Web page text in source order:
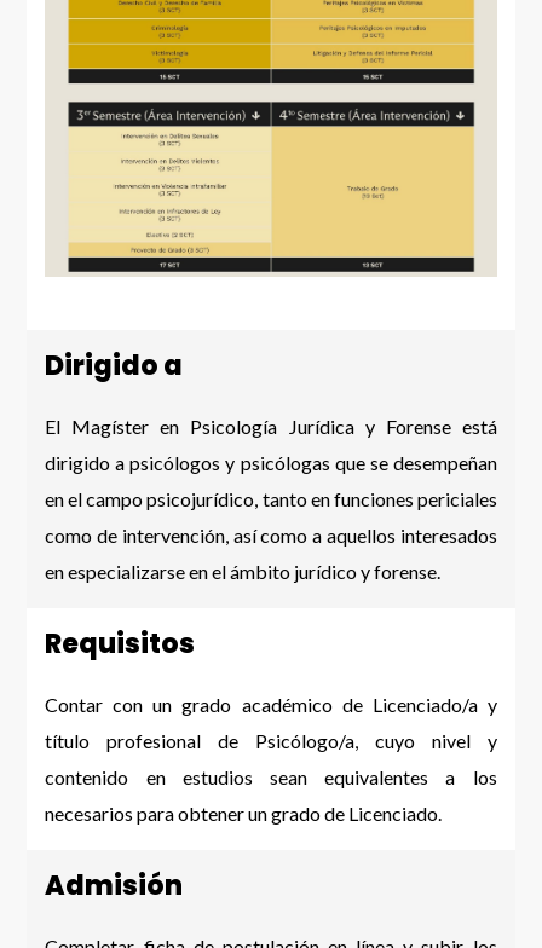
Dirigido a
El Magíster en Psicología Jurídica y Forense está
dirigido a psicólogos y psicólogas que se desempeñan
en el campo psicojurídico, tanto en funciones periciales
como de intervención, así como a aquellos interesados
en especializarse en el ámbito jurídico y forense.
Requisitos
Contar con un grado académico de Licenciado/a y
título profesional de Psicólogo/a, cuyo nivel y
contenido en estudios sean equivalentes a los
necesarios para obtener un grado de Licenciado.
Admisión